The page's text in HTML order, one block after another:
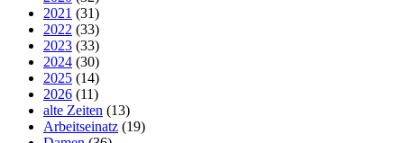
2021 (31)
2022 (33)
2023 (33)
2024 (30)
2025 (14)
2026 (11)
alte Zeiten (13)
Arbeitseinatz (19)